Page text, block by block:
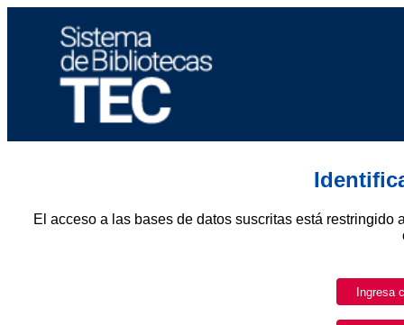
El acceso a las bases de datos suscritas está